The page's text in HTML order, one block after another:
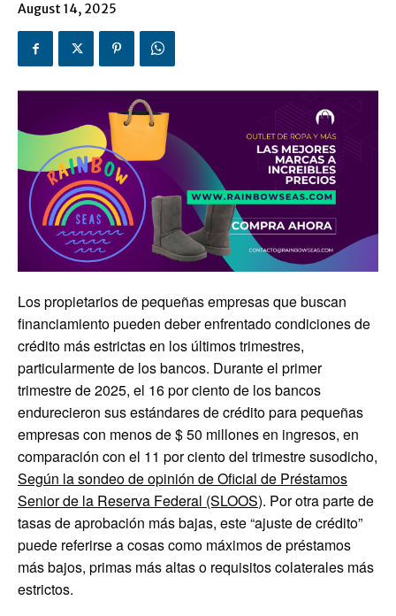
August 14, 2025
Los propietarios de pequeñas empresas que buscan
financiamiento pueden deber enfrentado condiciones de
crédito más estrictas en los últimos trimestres,
particularmente de los bancos. Durante el primer
trimestre de 2025, el 16 por ciento de los bancos
endurecieron sus estándares de crédito para pequeñas
empresas con menos de $ 50 millones en ingresos, en
comparación con el 11 por ciento del trimestre susodicho,
Según la sondeo de opinión de Oficial de Préstamos
Senior de la Reserva Federal (SLOOS). Por otra parte de
tasas de aprobación más bajas, este “ajuste de crédito”
puede referirse a cosas como máximos de préstamos
más bajos, primas más altas o requisitos colaterales más
estrictos.